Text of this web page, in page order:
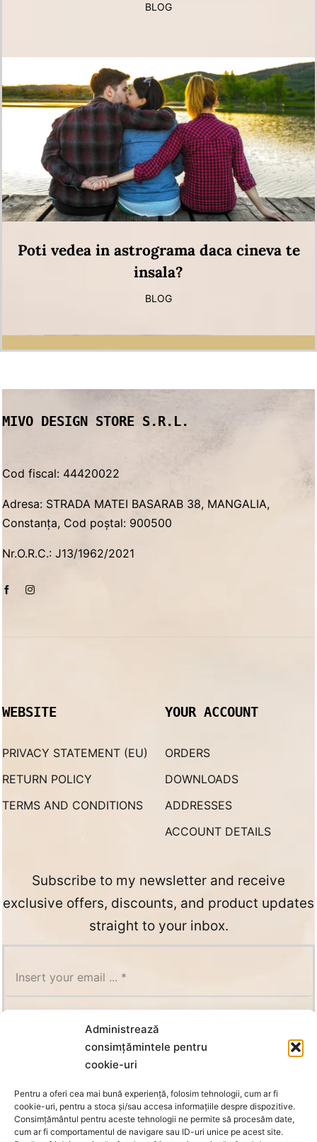
Administrează
consimțămintele pentru
cookie-uri
Pentru a oferi cea mai bună experiență, folosim tehnologii, cum ar fi
cookie-uri, pentru a stoca și/sau accesa informațiile despre dispozitive.
Consimțământul pentru aceste tehnologii ne permite să procesăm date,
cum ar fi comportamentul de navigare sau ID-uri unice pe acest site.
BLOG
Poti vedea in astrograma daca cineva te
insala?
BLOG
MIVO DESIGN STORE S.R.L.
Cod fiscal: 44420022
Adresa: STRADA MATEI BASARAB 38, MANGALIA,
Constanța, Cod poștal: 900500
Nr.O.R.C.: J13/1962/2021
WEBSITE
PRIVACY STATEMENT (EU)
RETURN POLICY
TERMS AND CONDITIONS
YOUR ACCOUNT
ORDERS
DOWNLOADS
ADDRESSES
ACCOUNT DETAILS
Subscribe to my newsletter and receive
exclusive offers, discounts, and product updates
straight to your inbox.
SUBSCRIBE